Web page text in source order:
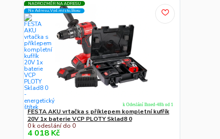
NADROZMĚR NA ADRESU
Na Adresu,Výd.místo,Boxu
FESTA AKU vrtačka s příklepem kompletní kufřík
20V 1x baterie VCP PLOTY Sklad8 0
0 k odeslání do 0
4 018 Kč
k Odeslání Ihned-48h od 1